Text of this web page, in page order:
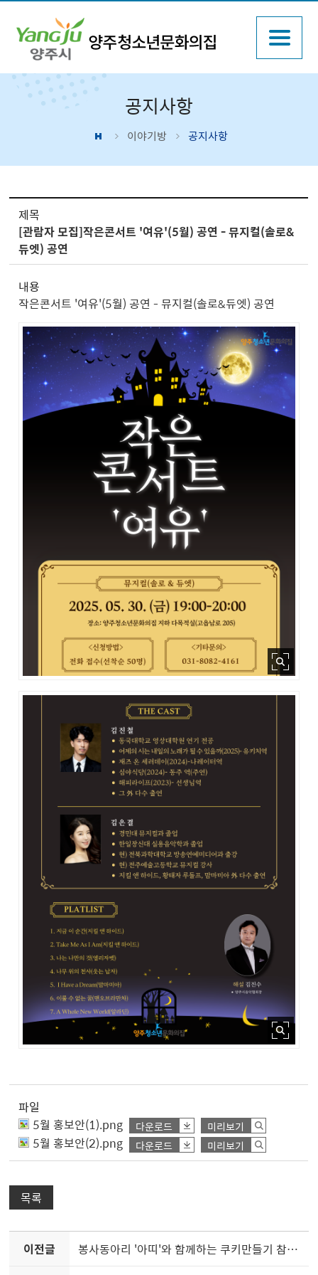
공지사항
이야기방 공지사항
제목
[관람자 모집]작은콘서트 '여유'(5월) 공연 - 뮤지컬(솔로&
듀엣) 공연
내용
작은콘서트 '여유'(5월) 공연 - 뮤지컬(솔로&듀엣) 공연
파일
5월 홍보안(1).png
다운로드 미리보기
5월 홍보안(2).png 다운로드 미리보기
목록
이전글 봉사동아리 '아띠'와 함께하는 쿠키만들기 참가자 모집 안내